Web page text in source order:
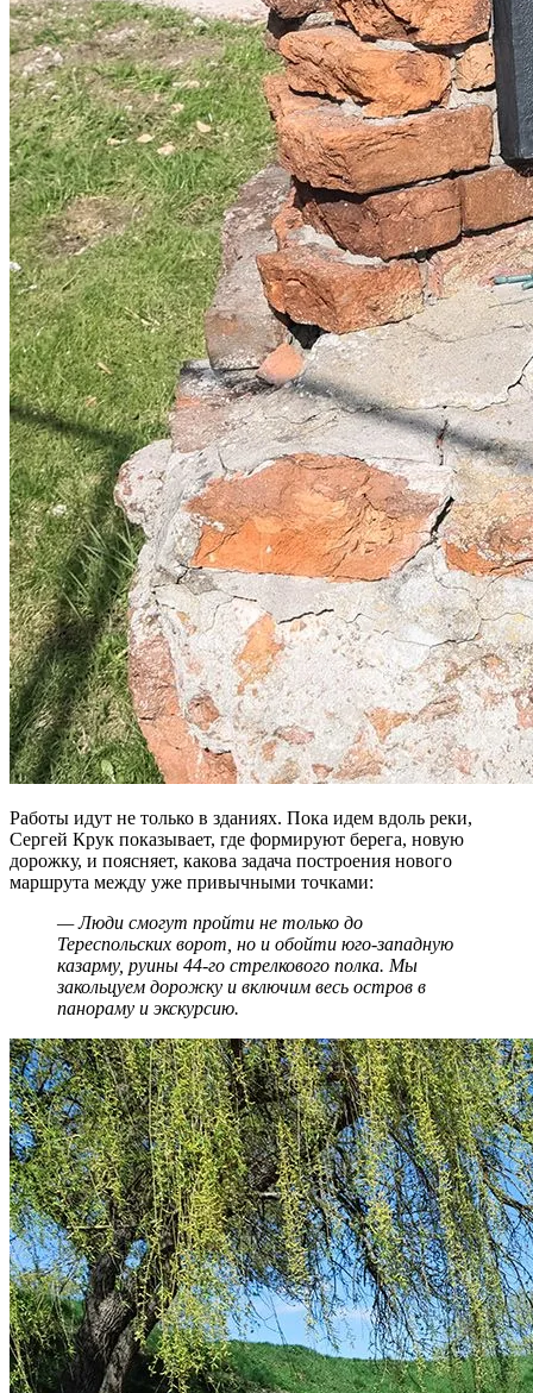
Работы идут не только в зданиях. Пока идем вдоль реки,
Сергей Крук показывает, где формируют берега, новую
дорожку, и поясняет, какова задача построения нового
маршрута между уже привычными точками:
— Люди смогут пройти не только до
Тереспольских ворот, но и обойти юго-западную
казарму, руины 44‑го стрелкового полка. Мы
закольцуем дорожку и включим весь остров в
панораму и экскурсию.